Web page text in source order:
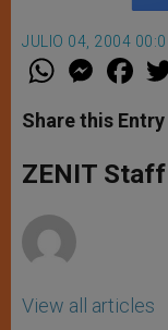
JULIO 04, 2004
W
t
s
p
p
M
e
s
e
g
e
F
a
e
b
o
k
Share this Entry
ZENIT Staff
View all articles